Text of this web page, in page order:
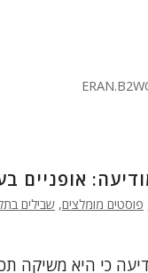
אופניים
פוסטים מומלצים, שבילים
כי היא משיקה